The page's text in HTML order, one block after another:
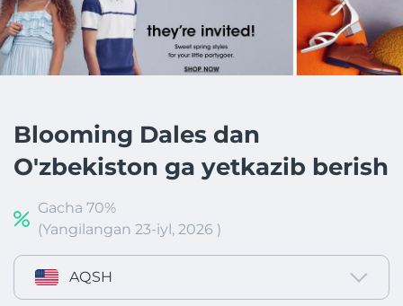
Blooming Dales dan
O'zbekiston ga yetkazib berish
Gacha 70%
(Yangilangan 23-iyl, 2026 )
AQSH